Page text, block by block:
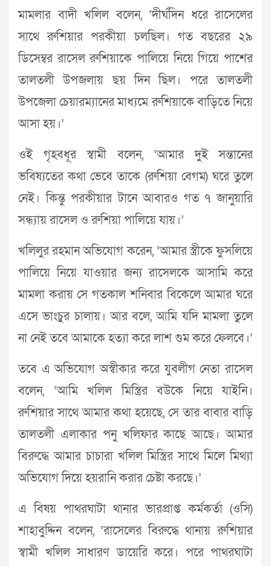
মামলার বাদী খলিল বলেন, ‘দীর্ঘদিন ধরে রাসেলের
সাথে রুশিয়ার পরকীয়া চলছিল। গত বছরের ২৯
ডিসেম্বর রাসেল রুশিয়াকে পালিয়ে নিয়ে গিয়ে পাশের
তালতলী উপজলায় ছয় দিন ছিল। পরে তালতলী
উপজেলা চেয়ারম্যানের মাধ্যমে রুশিয়াকে বাড়িতে নিয়ে
আসা হয়।’
ওই গৃহবধূর স্বামী বলেন, ‘আমার দুই সন্তানের
ভবিষ্যতের কথা ভেবে তাকে (রুশিয়া বেগম) ঘরে তুলে
নেই। কিন্তু পরকীয়ার টানে আবারও গত ৭ জানুয়ারি
সন্ধ্যায় রাসেল ও রুশিয়া পালিয়ে যায়।’
খলিলুর রহমান অভিযোগ করেন, ‘আমার স্ত্রীকে ফুসলিয়ে
পালিয়ে নিয়ে যাওয়ার জন্য রাসেলকে আসামি করে
মামলা করায় সে গতকাল শনিবার বিকেলে আমার ঘরে
এসে ভাংচুর চালায়। আর বলে, আমি যদি মামলা তুলে
না নেই তবে আমাকে হত্যা করে লাশ গুম করে ফেলবে।’
তবে এ অভিযোগ অস্বীকার করে যুবলীগ নেতা রাসেল
বলেন, ‘আমি খলিল মিস্ত্রির বউকে নিয়ে যাইনি।
রুশিয়ার সাথে আমার কথা হয়েছে, সে তার বাবার বাড়ি
তালতলী এলাকার পনু খলিফার কাছে আছে। আমার
বিরুদ্ধে আমার চাচারা খলিল মিস্ত্রির সাথে মিলে মিথ্যা
অভিযোগ দিয়ে হয়রানি করার চেষ্টা করছে।’
এ বিষয় পাথরঘাটা থানার ভারপ্রাপ্ত কর্মকর্তা (ওসি)
শাহাবুদ্দিন বলেন, ‘রাসেলের বিরুদ্ধে থানায় রুশিয়ার
স্বামী খলিল সাধারণ ডায়েরি করে। পরে পাথরঘাটা